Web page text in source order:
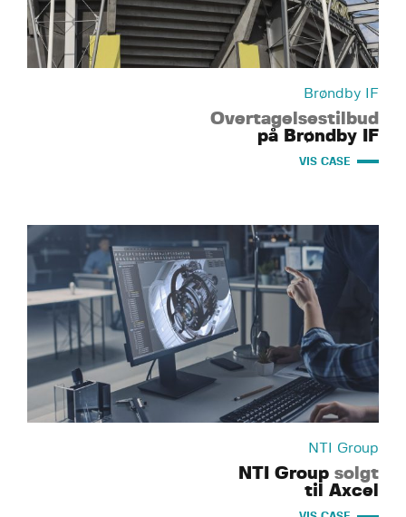
Brøndby IF
Overtagelsestilbud
på Brøndby IF
VIS CASE
NTI Group
NTI Group solgt
til Axcel